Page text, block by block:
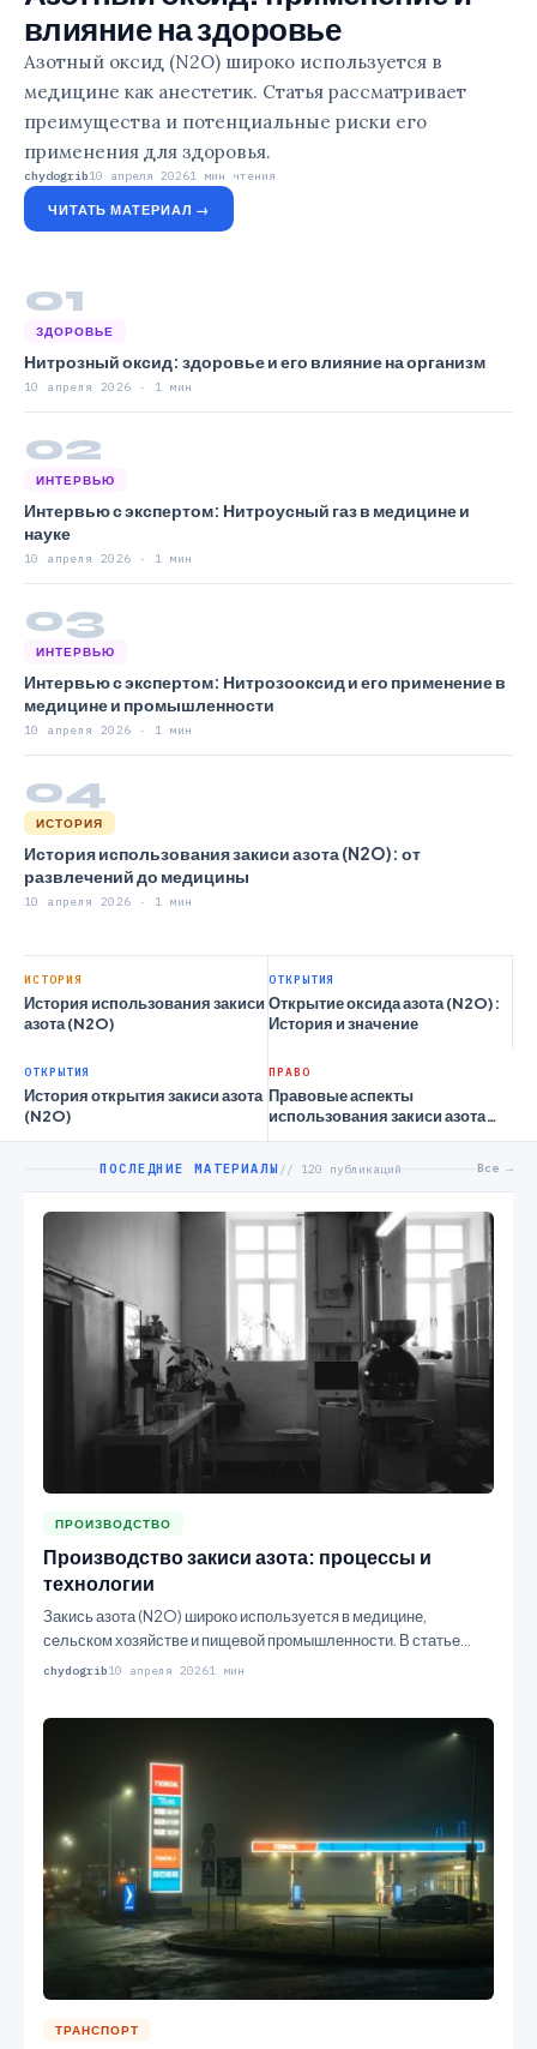
влияние на здоровье
Азотный оксид (N2O) широко используется в
медицине как анестетик. Статья рассматривает
преимущества и потенциальные риски его
применения для здоровья.
chydogrib10 апреля 20261 мин чтения
ЧИТАТЬ МАТЕРИАЛ →
01
ЗДОРОВЬЕ
Нитрозный оксид: здоровье и его влияние на организм
10 апреля 2026 · 1 мин
02
ИНТЕРВЬЮ
Интервью с экспертом: Нитроусный газ в медицине и
науке
10 апреля 2026 · 1 мин
03
ИНТЕРВЬЮ
Интервью с экспертом: Нитрозооксид и его применение в
медицине и промышленности
10 апреля 2026 · 1 мин
04
ИСТОРИЯ
История использования закиси азота (N2O): от
развлечений до медицины
10 апреля 2026 · 1 мин
ИСТОРИЯ
История использования закиси
азота (N2O)
ОТКРЫТИЯ
Открытие оксида азота (N2O):
История и значение
ОТКРЫТИЯ
История открытия закиси азота
(N2O)
ПРАВО
Правовые аспекты
использования закиси азота
ПОСЛЕДНИЕ МАТЕРИАЛЫ // 120 публикаций Все →
ПРОИЗВОДСТВО
Производство закиси азота: процессы и
технологии
Закись азота (N2O) широко используется в медицине,
сельском хозяйстве и пищевой промышленности. В статье
рассматриваются методы производства этого…
chydogrib10 апреля 20261 мин
ТРАНСПОРТ